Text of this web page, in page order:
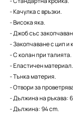
- Качулка с връзки.
- Висока яка.
- Джоб със
- Закопчаване с цип и
- С колан при талията.
- Еластичен материал.
- Тънка материя.
- Отвори за
- Дължина на ръкава:
- Дължина: 94 cm.